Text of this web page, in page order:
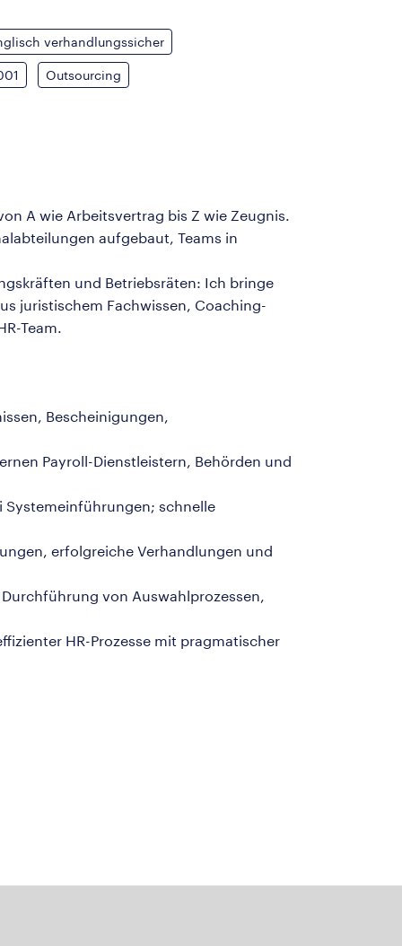
verhandlungssicher
Outsourcing
A wie Arbeitsvertrag bis Z wie Zeugnis.
aufgebaut, Teams in
und Betriebsräten: Ich bringe
juristischem Fachwissen, Coaching-
Team.
Bescheinigungen,
Payroll-Dienstleistern, Behörden und
Systemeinführungen; schnelle
erfolgreiche Verhandlungen und
von Auswahlprozessen,
HR-Prozesse mit pragmatischer